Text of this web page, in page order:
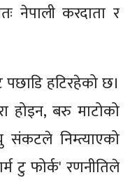
नेपाली करदाता र
हटिरहेको छ।
होइन, बरु माटोको
निम्त्याएको
टु फोर्क' रणनीतिले